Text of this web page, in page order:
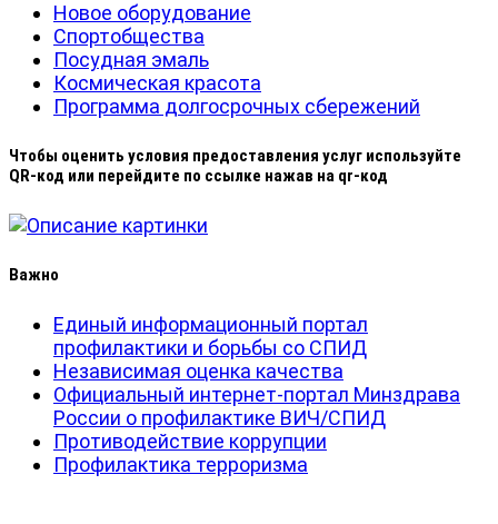
Новое оборудование
Спортобщества
Посудная эмаль
Космическая красота
Программа долгосрочных сбережений
Чтобы оценить условия предоставления услуг используйте
QR-код или перейдите по ссылке нажав на qr-код
Важно
Единый информационный портал
профилактики и борьбы со СПИД
Независимая оценка качества
Официальный интернет-портал Минздрава
России о профилактике ВИЧ/СПИД
Противодействие коррупции
Профилактика терроризма